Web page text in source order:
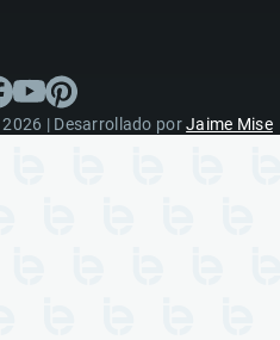
| Desarrollado porJaime Mise